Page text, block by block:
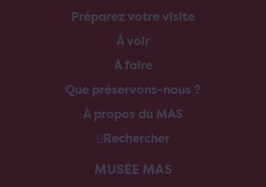
Préparez votre visite
À voir
À faire
Que préservons-nous ?
À propos du MAS
Rechercher
MUSÉE MAS